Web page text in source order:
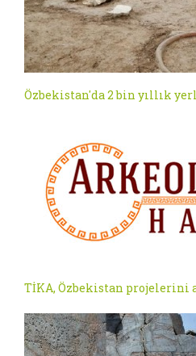
Özbekistan'da 2 bin yıllık
TİKA, Özbekistan projelerini